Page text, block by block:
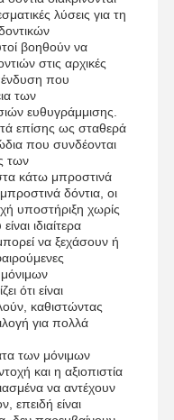
Με
Γύρος
Εργοστασίων
λύσεις για τη
βοηθούν να
στις αρχικές
που
των
ευθυγράμμισης.
επίσης ως σταθερά
που συνδέονται
των
κάτω μπροστινά
δόντια, οι
υποστήριξη χωρίς
ιδιαίτερα
να ξεχάσουν ή
ότι είναι
καθιστώντας
για πολλά
των μόνιμων
και η αξιοπιστία
να αντέχουν
επειδή είναι